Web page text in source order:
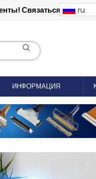
Связаться: ru
ИНФОРМАЦИЯ